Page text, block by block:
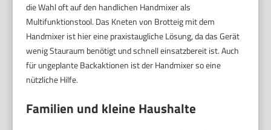
die Wahl oft auf den handlichen Handmixer als
Multifunktionstool. Das Kneten von Brotteig mit dem
Handmixer ist hier eine praxistaugliche Lösung, da das Gerät
wenig Stauraum benötigt und schnell einsatzbereit ist. Auch
für ungeplante Backaktionen ist der Handmixer so eine
nützliche Hilfe.
Familien und kleine Haushalte